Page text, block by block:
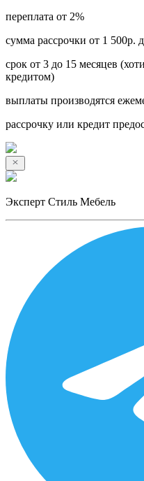
переплата от 2%
сумма рассрочки от 1 500р.
срок от 3 до 15 месяцев
кредитом)
выплаты производятся
рассрочку или кредит
Эксперт Стиль Мебель